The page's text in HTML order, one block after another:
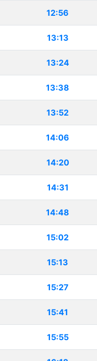
12:56
13:13
13:24
13:38
13:52
14:06
14:20
14:31
14:48
15:02
15:13
15:27
15:41
15:55